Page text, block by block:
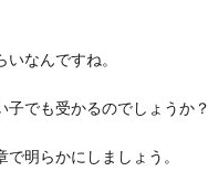
なんですね。
子でも受かるのでしょうか？
明らかにしましょう。